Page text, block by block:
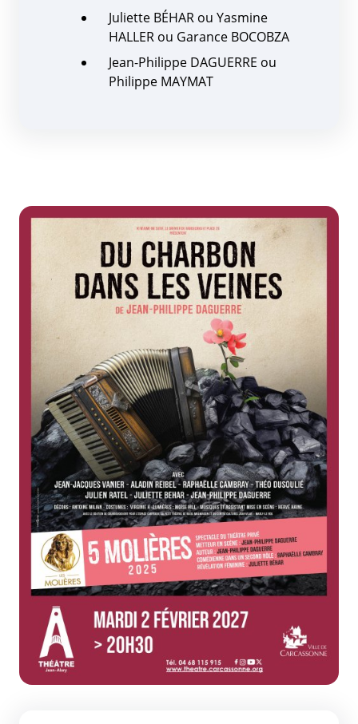
Juliette BÉHAR ou Yasmine
HALLER ou Garance BOCOBZA
Jean-Philippe DAGUERRE ou
Philippe MAYMAT
Zoom de l'image